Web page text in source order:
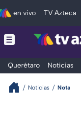
en vivo TV Azteca
Querétaro Noticias
Noticias Nota